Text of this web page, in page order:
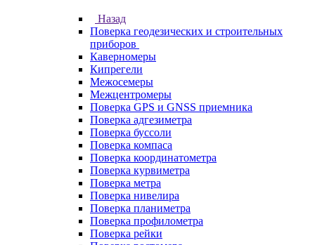
Назад
Поверка геодезических и строительных
приборов
Каверномеры
Кипрегели
Межосемеры
Межцентромеры
Поверка GPS и GNSS приемника
Поверка адгезиметра
Поверка буссоли
Поверка компаса
Поверка координатометра
Поверка курвиметра
Поверка метра
Поверка нивелира
Поверка планиметра
Поверка профилометра
Поверка рейки